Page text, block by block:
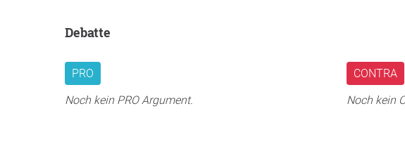
Debatte
PRO
Noch kein PRO Argument.
CONTRA
Noch kein